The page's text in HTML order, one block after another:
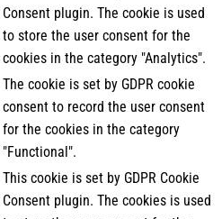
Consent plugin. The cookie is used
to store the user consent for the
cookies in the category "Analytics".
The cookie is set by GDPR cookie
consent to record the user consent
for the cookies in the category
"Functional".
This cookie is set by GDPR Cookie
Consent plugin. The cookies is used